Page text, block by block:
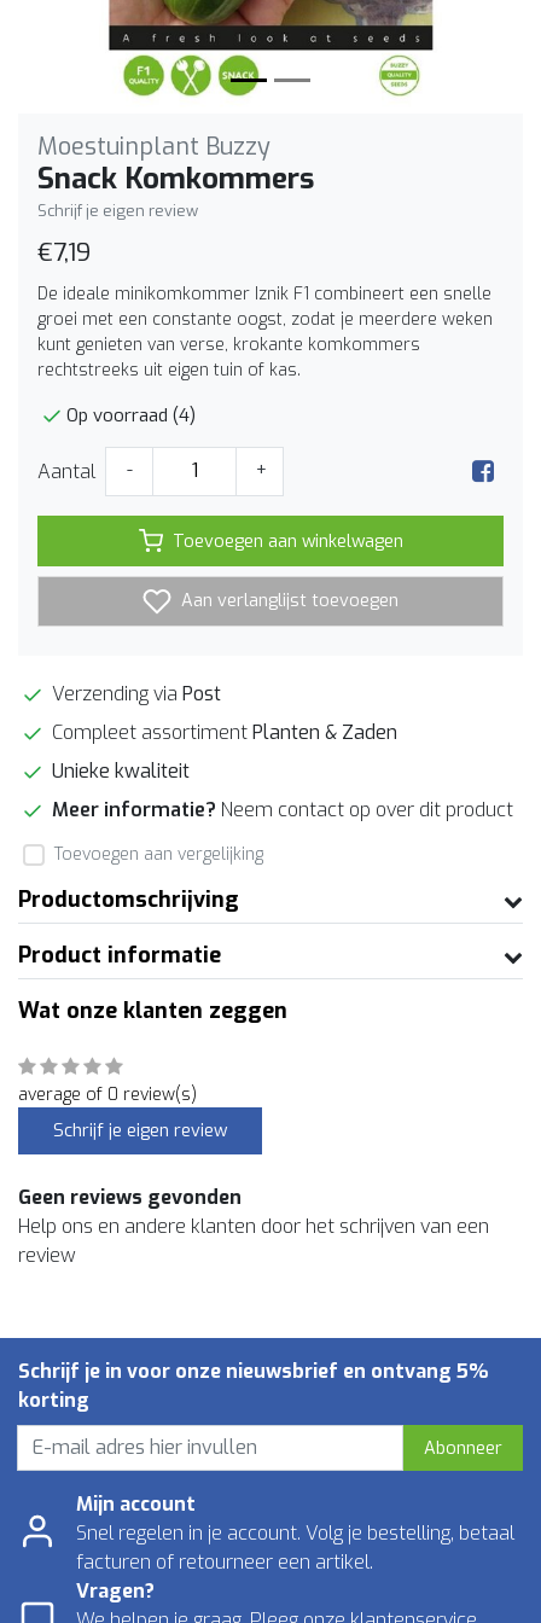
Moestuinplant Buzzy
Snack Komkommers
Schrijf je eigen review
€7,19
De ideale minikomkommer Iznik F1 combineert een snelle
groei met een constante oogst, zodat je meerdere weken
kunt genieten van verse, krokante komkommers
rechtstreeks uit eigen tuin of kas.
Op voorraad (4)
Aantal - +
Toevoegen aan winkelwagen
Aan verlanglijst toevoegen
Verzending via Post
Compleet assortimentPlanten & Zaden
Unieke kwaliteit
Meer informatie? Neem contact op over dit product
Toevoegen aan vergelijking
Productomschrijving
Product informatie
Wat onze klanten zeggen
average of 0 review(s)
Schrijf je eigen review
Geen reviews gevonden
Help ons en andere klanten door het schrijven van een
review
Schrijf je in voor onze nieuwsbrief en ontvang 5%
korting
Abonneer
Mijn account
Snel regelen in je account. Volg je bestelling, betaal
facturen of retourneer een artikel.
Vragen?